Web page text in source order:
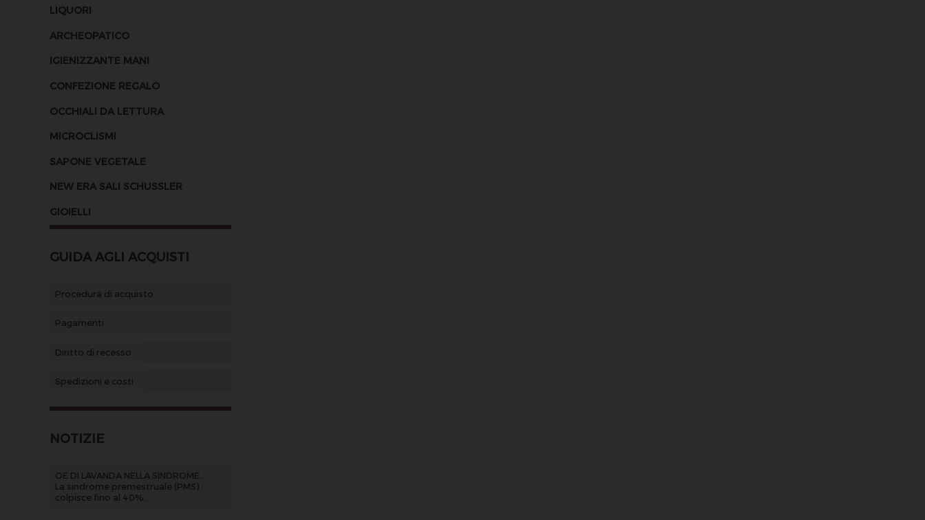
LIQUORI
ARCHEOPATICO
IGIENIZZANTE MANI
CONFEZIONE REGALO
OCCHIALI DA LETTURA
MICROCLISMI
SAPONE VEGETALE
NEW ERA SALI SCHUSSLER
GIOIELLI
GUIDA AGLI ACQUISTI
Procedura di acquisto
Pagamenti
Diritto di recesso
Spedizioni e costi
NOTIZIE
OE DI LAVANDA NELLA SINDROME...
La sindrome premestruale (PMS)
colpisce fino al 40%...